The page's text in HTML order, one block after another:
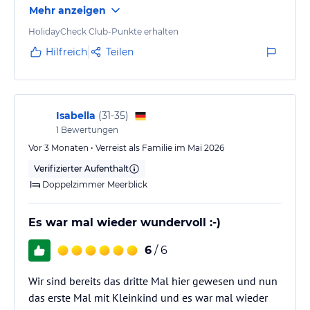
Behindertengerechtes Zimmer: Die Türrahmen und Bäder dieser
Zimmer wurden unseren Gästen mit Rollstuhl entsprechend
konzipiert.
Haben Sie noch Fragen oder möchten weitere Informationen?
Bitte schreiben an
Gastronomie im Hotel
Getränke: Alkoholfreies und Alkoholisches im Lobby Bar Getränk
von 10.00 bis 00.00 Inklusive. frische gepresste Orangensaft sind
nicht inklusive 07.00 / 10.00. Themenabend: Türkischer-Abend,
Osmanische-Abend, Asian-Abend,İtalienische-Abend, Texas-
Mexikaner-Abend , Weiß-Abend, International-Abend, Gala-Abend.
A’la Carte Restaurant:15 Mai–15 Oktober.1X Wöchentlich in einem
eingerichtet – für unseren Aufenthalt völlig
ausreichend. Insgesamt ein schöner Urlaub, wir
würden für die tolle Lage wiederkommen!
Mehr anzeigen
HolidayCheck Club-Punkte erhalten
Hilfreich Teilen
Isabella (31-35)
1 Bewertungen
Vor 3 Monaten • Verreist als Familie im Mai 2026
Verifizierter Aufenthalt
Doppelzimmer Meerblick
Es war mal wieder wundervoll :-)
6 / 6
Wir sind bereits das dritte Mal hier gewesen und nun
das erste Mal mit Kleinkind und es war mal wieder